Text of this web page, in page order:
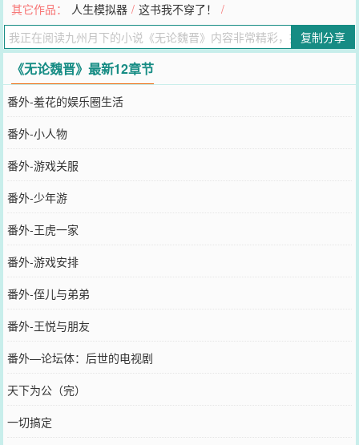
日头条：现实游戏《无论魏晋》横空出世，带你领略魏晋风流，明天
八点开始摇号，首测一百人，绝无充值消费！网友：又是个贪玩蓝月
吧，是兄弟就来砍我……三天后……热搜排行榜：#直播玩家大练钢铁
#……#直播造船去美州开殖民地#……#垃圾游戏不能复活##无论魏晋
##求内测玩家快点死亡吧我想玩##重金求号#周四入V排雷关键字：#
男主出来的晚##女主事业剧情多##金手指大、特别大、超级大、##不
修仙##除了玩家不科学外没有其它不科学的东西##考据请带资料引用
#
您要是觉得《
里的朋友推荐哦！
其它作品： 人生模拟器 / 这书我不穿了！
/
复制分享
《无论魏晋》最新12章节
番外-羞花的娱乐圈生活
番外-小人物
番外-游戏关服
番外-少年游
番外-王虎一家
番外-游戏安排
番外-侄儿与弟弟
番外-王悦与朋友
番外—论坛体：后世的电视剧
天下为公（完）
一切搞定